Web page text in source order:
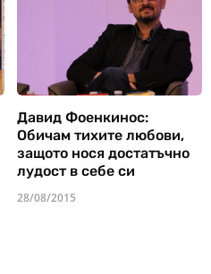
Давид Фоенкинос:
Обичам тихите любови,
защото нося достатъчно
лудост в себе си
28/08/2015